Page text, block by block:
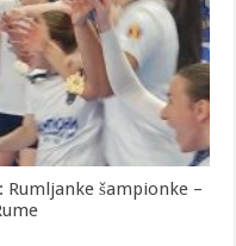
Rumljanke šampionke –